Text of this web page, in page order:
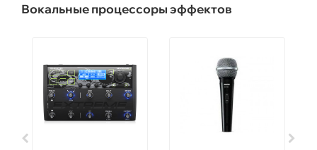
Вокальные процессоры эффектов